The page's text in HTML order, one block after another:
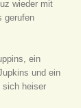
wieder mit
gerufen
ein
und ein
sich heiser